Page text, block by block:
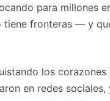
para millones
tiene fronteras — y
los
en redes sociales,